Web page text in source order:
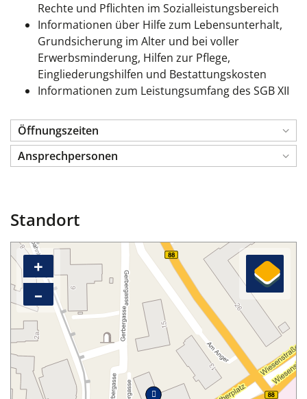
Rechte und Pflichten im Sozialleistungsbereich
Informationen über Hilfe zum Lebensunterhalt,
Grundsicherung im Alter und bei voller
Erwerbsminderung, Hilfen zur Pflege,
Eingliederungshilfen und Bestattungskosten
Informationen zum Leistungsumfang des SGB XII
Öffnungszeiten
Ansprechpersonen
Standort
+
–